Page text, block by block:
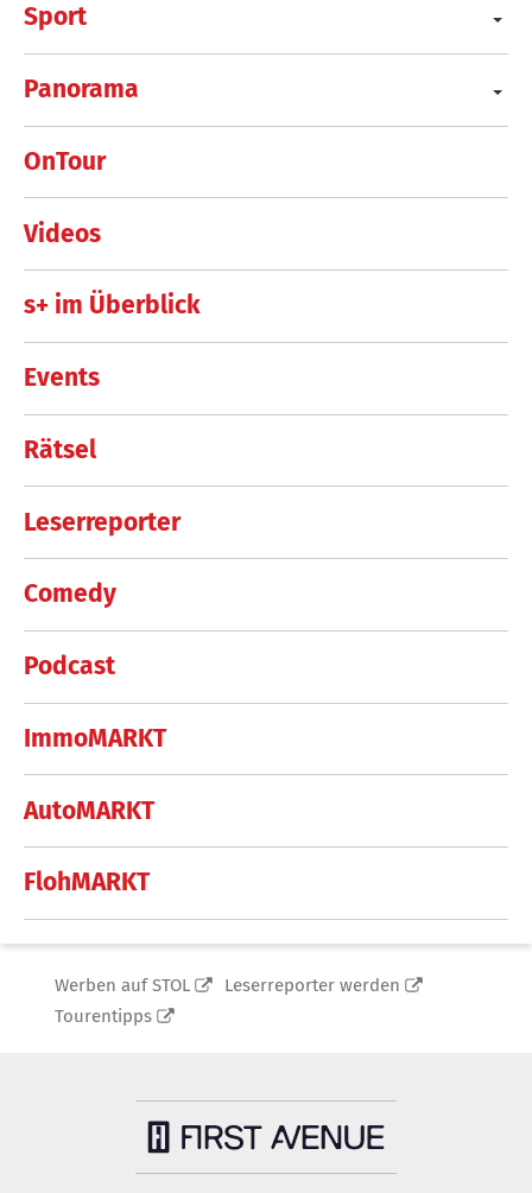
Sport
Panorama
OnTour
Videos
s+ im Überblick
Events
Rätsel
Leserreporter
Comedy
Podcast
ImmoMARKT
AutoMARKT
FlohMARKT
Werben auf STOL
Leserreporter werden
Tourentipps